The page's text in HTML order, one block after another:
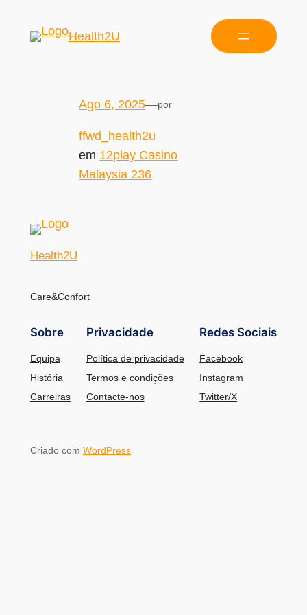
Health2U
Ago 6, 2025—por
ffwd_health2u
em 12play Casino
Malaysia 236
Health2U
Care&Confort
Sobre
Equipa
História
Carreiras
Privacidade
Política de privacidade
Termos e condições
Contacte-nos
Redes Sociais
Facebook
Instagram
Twitter/X
Criado com WordPress